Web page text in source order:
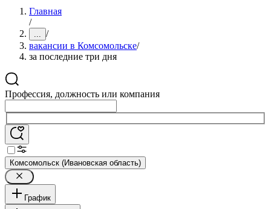
Главная
/
... /
вакансии в Комсомольске/
за последние три дня
Профессия, должность или компания
Комсомольск (Ивановская область)
График